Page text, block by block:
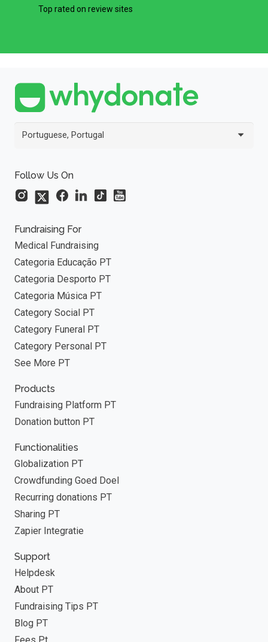
Top rated on review sites
Portuguese, Portugal
Follow Us On
Fundraising For
Medical Fundraising
Categoria Educação PT
Categoria Desporto PT
Categoria Música PT
Category Social PT
Category Funeral PT
Category Personal PT
See More PT
Products
Fundraising Platform PT
Donation button PT
Functionalities
Globalization PT
Crowdfunding Goed Doel
Recurring donations PT
Sharing PT
Zapier Integratie
Support
Helpdesk
About PT
Fundraising Tips PT
Blog PT